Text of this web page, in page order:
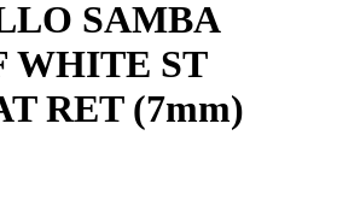
SAMBA
WHITE ST
RET (7mm)